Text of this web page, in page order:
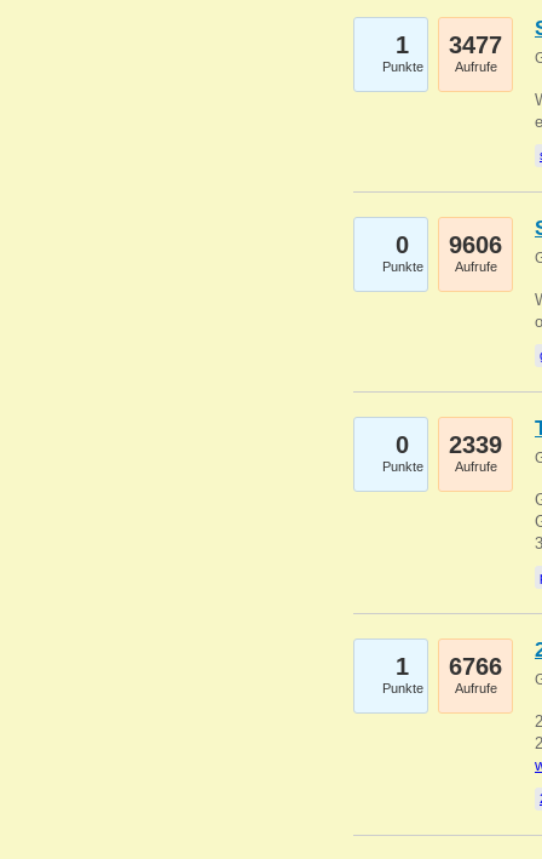
1
Punkte
3477
Aufrufe
0
Punkte
9606
Aufrufe
0
Punkte
2339
Aufrufe
1
Punkte
6766
Aufrufe